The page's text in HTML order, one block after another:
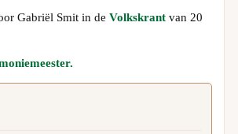
Gabriël Smit in deVolkskrant van 20